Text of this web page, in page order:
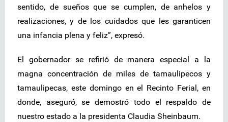
sentido, de sueños que se cumplen, de anhelos y
realizaciones, y de los cuidados que les garanticen
una infancia plena y feliz”, expresó.
El gobernador se refirió de manera especial a la
magna concentración de miles de tamaulipecos y
tamaulipecas, este domingo en el Recinto Ferial, en
donde, aseguró, se demostró todo el respaldo de
nuestro estado a la presidenta Claudia Sheinbaum.